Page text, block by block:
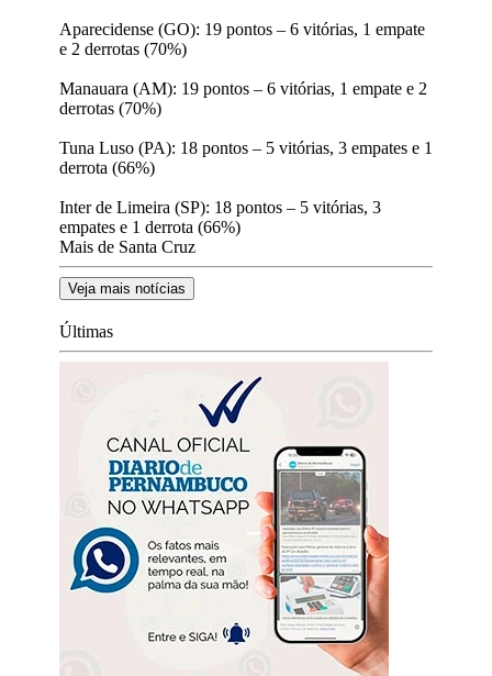
Aparecidense (GO): 19 pontos – 6 vitórias, 1 empate
e 2 derrotas (70%)
Manauara (AM): 19 pontos – 6 vitórias, 1 empate e 2
derrotas (70%)
Tuna Luso (PA): 18 pontos – 5 vitórias, 3 empates e 1
derrota (66%)
Inter de Limeira (SP): 18 pontos – 5 vitórias, 3
empates e 1 derrota (66%)
Mais de Santa Cruz
Veja mais notícias
Últimas